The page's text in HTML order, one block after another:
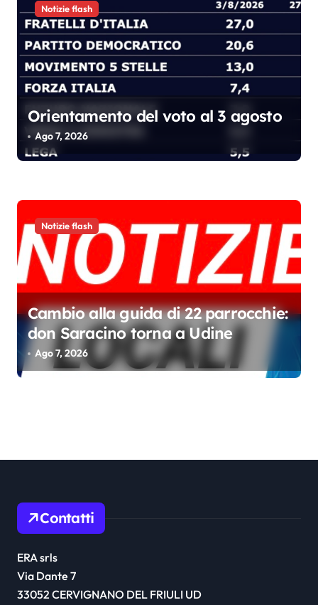
Notizie flash
Orientamento del voto al 3 agosto
Ago 7, 2026
Notizie flash
Cambio alla guida di 22 parrocchie:
don Saracino torna a Udine
Ago 7, 2026
Contatti
ERA srls
Via Dante 7
33052 CERVIGNANO DEL FRIULI UD